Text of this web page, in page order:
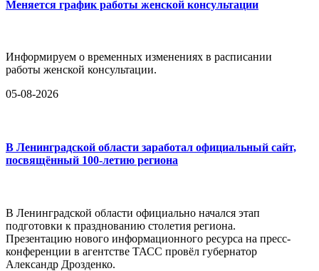
Меняется график работы женской консультации
Информируем о временных изменениях в расписании
работы женской консультации.
05-08-2026
В Ленинградской области заработал официальный сайт,
посвящённый 100-летию региона
В Ленинградской области официально начался этап
подготовки к празднованию столетия региона.
Презентацию нового информационного ресурса на пресс-
конференции в агентстве ТАСС провёл губернатор
Александр Дрозденко.